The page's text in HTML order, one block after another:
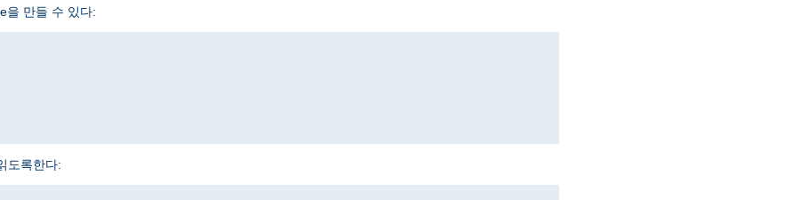
을 만들 수 있다:
도록한다: